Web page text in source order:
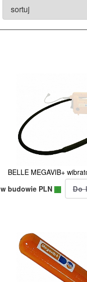
BELLE MEGAVIB+
w budowie PLN